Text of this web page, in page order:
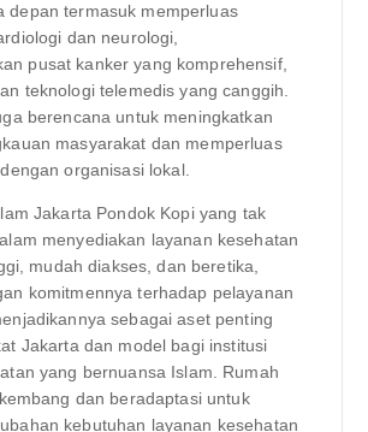
depan termasuk memperluas
dan neurologi,
pusat kanker yang komprehensif,
teknologi telemedis yang canggih.
berencana untuk meningkatkan
masyarakat dan memperluas
organisasi lokal.
Jakarta Pondok Kopi yang tak
menyediakan layanan kesehatan
mudah diakses, dan beretika,
komitmennya terhadap pelayanan
sebagai aset penting
Jakarta dan model bagi institusi
yang bernuansa Islam. Rumah
dan beradaptasi untuk
kebutuhan layanan kesehatan